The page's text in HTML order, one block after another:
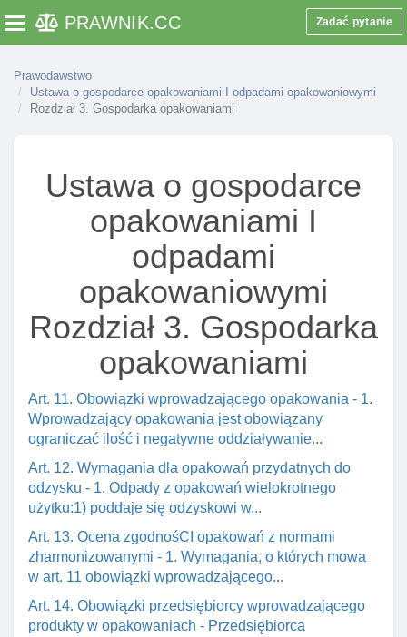
Toggle navigation
PRAWNIK.CC Zadać pytanie
Prawodawstwo
Ustawa o gospodarce opakowaniami I odpadami opakowaniowymi
Rozdział 3. Gospodarka opakowaniami
Ustawa o gospodarce
opakowaniami I
odpadami
opakowaniowymi
Rozdział 3. Gospodarka
opakowaniami
Art. 11. Obowiązki wprowadzającego opakowania - 1.
Wprowadzający opakowania jest obowiązany
ograniczać ilość i negatywne oddziaływanie...
Art. 12. Wymagania dla opakowań przydatnych do
odzysku - 1. Odpady z opakowań wielokrotnego
użytku:1) poddaje się odzyskowi w...
Art. 13. Ocena zgodnośCI opakowań z normami
zharmonizowanymi - 1. Wymagania, o których mowa
w art. 11 obowiązki wprowadzającego...
Art. 14. Obowiązki przedsiębiorcy wprowadzającego
produkty w opakowaniach - Przedsiębiorca